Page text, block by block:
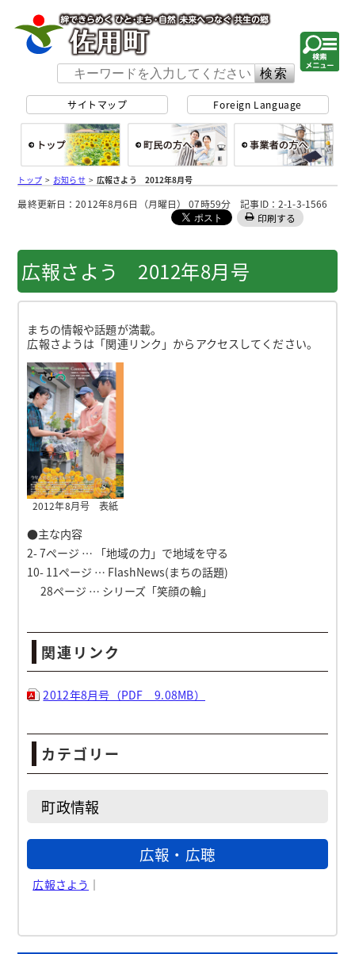
サイトマップ Foreign Language
総合トップ
トップ> お知らせ>広報さよう 2012年8月号
最終更新日：2012年8月6日（月曜日） 07時59分 記事ID：2-1-3-1566
印刷する
広報さよう 2012年8月号
まちの情報や話題が満載。
広報さようは「関連リンク」からアクセスしてください。
2012年8月号 表紙
●主な内容
2- 7ページ … 「地域の力」で地域を守る
10- 11ページ … FlashNews(まちの話題)
28ページ … シリーズ「笑顔の輪」
関連リンク
2012年8月号（PDF 9.08MB）
カテゴリー
町政情報
広報・広聴
広報さよう ｜